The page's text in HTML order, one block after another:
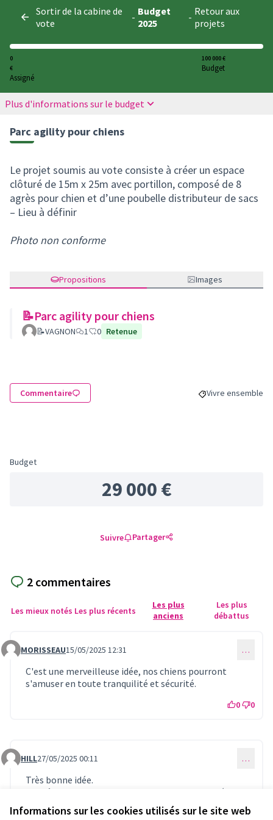
Informations sur les cookies utilisés sur le site web
Sortir de la cabine de
vote
- Budget
2025
- Retour aux
projets
0
€
Assigné
100 000 €
Budget
Plus d'informations sur le budget
Parc agility pour chiens
Le projet soumis au vote consiste à créer un espace
clôturé de 15m x 25m avec portillon, composé de 8
agrès pour chien et d’une poubelle distributeur de sacs
– Lieu à définir
Photo non conforme
Propositions Images
📝Parc agility pour chiens
📝VAGNON 1 0 Retenue
Commentaire Filtrer les
Vivre ensemble
Budget
29 000 €
Suivre Partager
2 commentaires
Les mieux notés Les plus récents
Les plus
anciens
Les plus
débattus
Commentaire 1178
MORISSEAU15/05/2025 12:31 …
C'est une merveilleuse idée, nos chiens pourront
s'amuser en toute tranquilité et sécurité.
0 0
Commentaire 1186
HILL27/05/2025 00:11 …
Très bonne idée.
En même temps pour les animaux et les propriétaires
qui pourront se rencontrer et faire connaissance. 😃
Panneau de gestion des cookies